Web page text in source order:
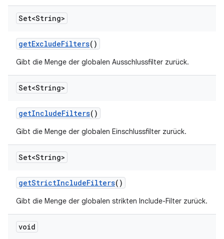
Set<String>
getExcludeFilters()
Gibt die Menge der globalen Ausschlussfilter zurück.
Set<String>
getIncludeFilters()
Gibt die Menge der globalen Einschlussfilter zurück.
Set<String>
getStrictIncludeFilters()
Gibt die Menge der globalen strikten Include-Filter zurück.
void